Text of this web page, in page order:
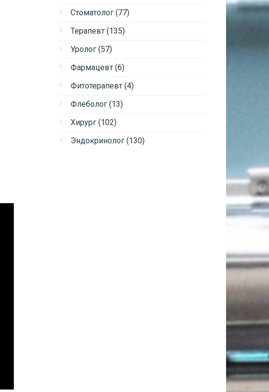
Стоматолог (77)
Терапевт (135)
Уролог (57)
Фармацевт (6)
Фитотерапевт (4)
Флеболог (13)
Хирург (102)
Эндокринолог (130)